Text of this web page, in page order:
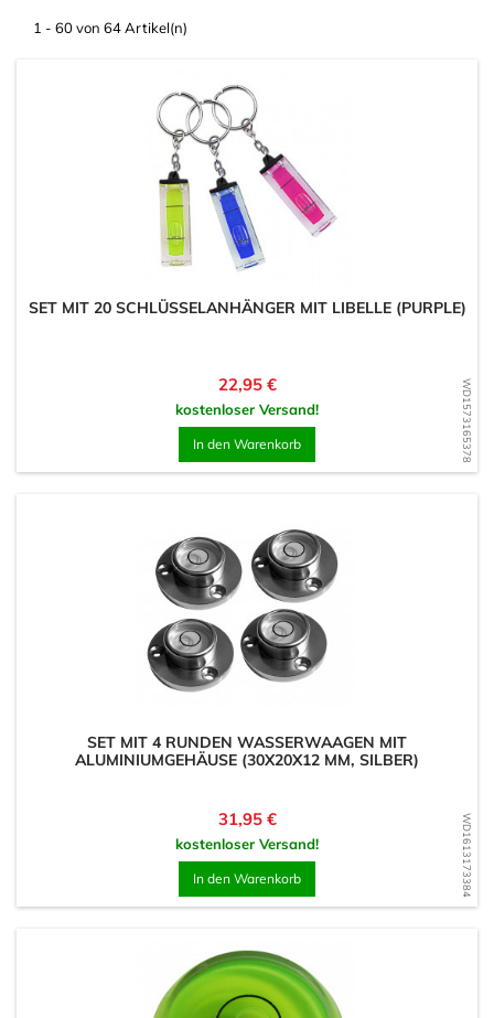
1 - 60 von 64 Artikel(n)
WD1573165378
SET MIT 20 SCHLÜSSELANHÄNGER MIT LIBELLE (PURPLE)
Preis
22,95 €
kostenloser Versand!
In den Warenkorb
WD1613173384
SET MIT 4 RUNDEN WASSERWAAGEN MIT
ALUMINIUMGEHÄUSE (30X20X12 MM, SILBER)
Preis
31,95 €
kostenloser Versand!
In den Warenkorb